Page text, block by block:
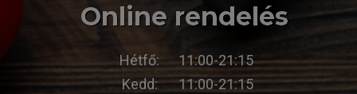
Online rendelés
Hétfő:
11:00-21:15
Kedd:
11:00-21:15